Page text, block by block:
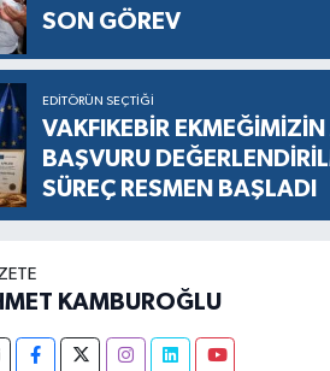
SON GÖREV
EDITÖRÜN SEÇTIĞI
VAKFIKEBİR
BAŞVURU
SÜREÇ RESMEN BAŞLADI
KAMBUROĞLU